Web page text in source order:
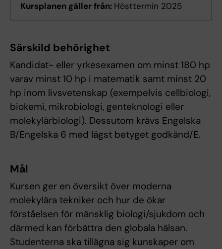
Kursplanen gäller från: Hösttermin 2025
Särskild behörighet
Kandidat- eller yrkesexamen om minst 180 hp
varav minst 10 hp i matematik samt minst 20
hp inom livsvetenskap (exempelvis cellbiologi,
biokemi, mikrobiologi, genteknologi eller
molekylärbiologi). Dessutom krävs Engelska
B/Engelska 6 med lägst betyget godkänd/E.
Mål
Kursen ger en översikt över moderna
molekylära tekniker och hur de ökar
förståelsen för mänsklig biologi/sjukdom och
därmed kan förbättra den globala hälsan.
Studenterna ska tillägna sig kunskaper om